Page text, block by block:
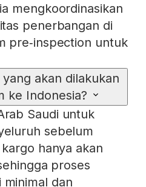
mengkoordinasikan
penerbangan di
pre‑inspection untuk
akan dilakukan
ke Indonesia?
Saudi untuk
sebelum
hanya akan
proses
dan